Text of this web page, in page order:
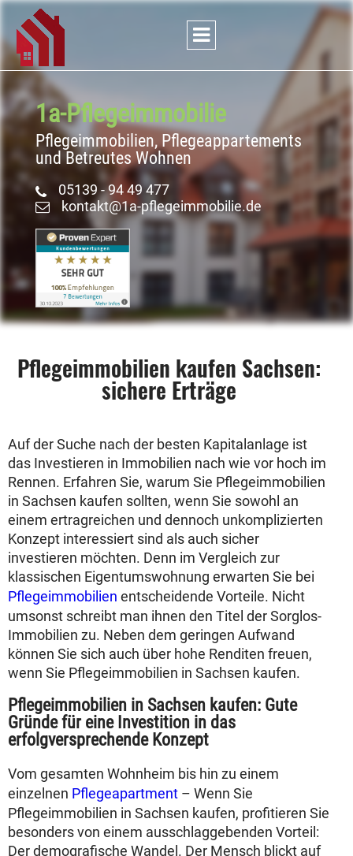
1a-Pflege­immobilie
Pflegeimmobilien, Pflegeappartements
und Betreutes Wohnen
05139 - 94 49 477
kontakt@1a-pflegeimmobilie.de
Pflegeimmobilien kaufen Sachsen:
sichere Erträge
Auf der Suche nach der besten Kapitalanlage ist
das Investieren in Immobilien nach wie vor hoch im
Rennen. Erfahren Sie, warum Sie Pflegeimmobilien
in Sachsen kaufen sollten, wenn Sie sowohl an
einem ertragreichen und dennoch unkomplizierten
Konzept interessiert sind als auch sicher
investieren möchten. Denn im Vergleich zur
klassischen Eigentumswohnung erwarten Sie bei
Pflegeimmobilien entscheidende Vorteile. Nicht
umsonst schreibt man ihnen den Titel der Sorglos-
Immobilien zu. Neben dem geringen Aufwand
können Sie sich auch über hohe Renditen freuen,
wenn Sie Pflegeimmobilien in Sachsen kaufen.
Pflegeimmobilien in Sachsen kaufen: Gute
Gründe für eine Investition in das
erfolgversprechende Konzept
Vom gesamten Wohnheim bis hin zu einem
einzelnen Pflegeapartment – Wenn Sie
Pflegeimmobilien in Sachsen kaufen, profitieren Sie
besonders von einem ausschlaggebenden Vorteil:
Der demografische Wandel. Der Mensch blickt auf